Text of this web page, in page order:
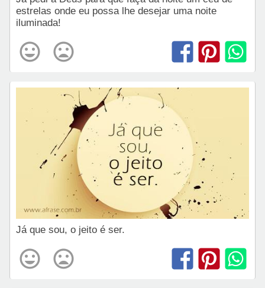
estrelas onde eu possa lhe desejar uma noite
iluminada!
Já que sou, o jeito é ser.